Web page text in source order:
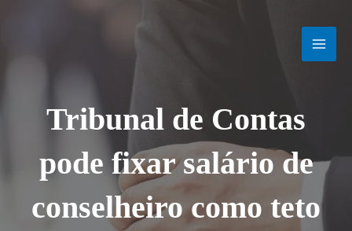
Tribunal de Contas
pode fixar salário de
conselheiro como teto